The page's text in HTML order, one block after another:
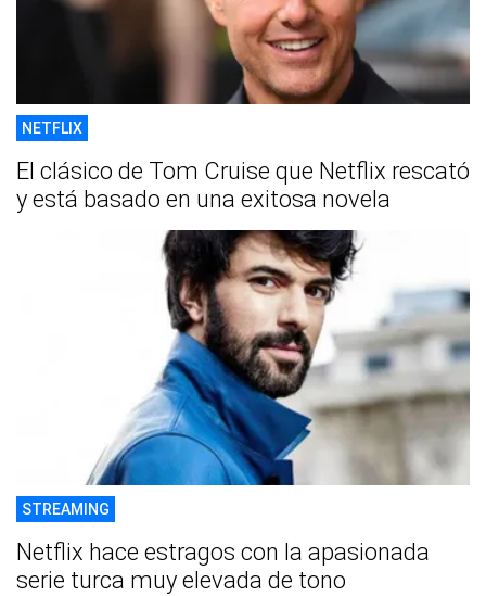
NETFLIX
El clásico de Tom Cruise que Netflix rescató
y está basado en una exitosa novela
STREAMING
Netflix hace estragos con la apasionada
serie turca muy elevada de tono